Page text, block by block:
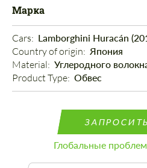
Марка
Cars: Lamborghini Huracán
Country of origin: Япония
Material: Углеродного
Product Type: Обвес
Глобальные